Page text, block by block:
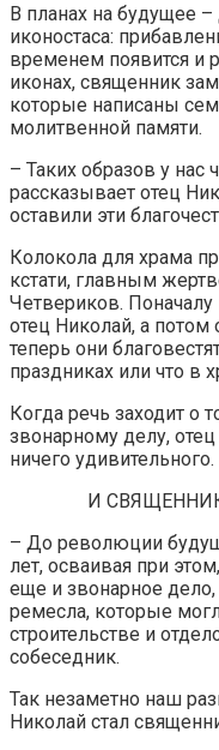
В планах на будущее
иконостаса:
временем появится и
иконах, священник
которые написаны
молитвенной памяти.
– Таких образов у нас
рассказывает отец
оставили эти
Колокола для храма
кстати, главным
Четвериков.
отец Николай, а
теперь они
праздниках или что в
Когда речь заходит о
звонарному делу,
ничего удивительного.
И
– До революции
лет, осваивая при
еще и звонарное дело,
ремесла, которые
строительстве и
собеседник.
Так незаметно наш
Николай стал